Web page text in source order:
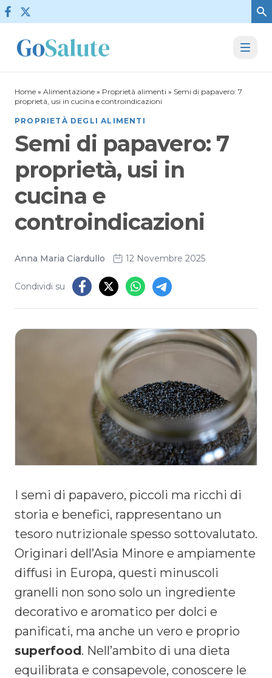
Vai al contenuto
Home » Alimentazione » Proprietà alimenti » Semi di papavero: 7
proprietà, usi in cucina e controindicazioni
PROPRIETÀ DEGLI ALIMENTI
Semi di papavero: 7
proprietà, usi in
cucina e
controindicazioni
Anna Maria Ciardullo 12 Novembre 2025
Condividi su
I semi di papavero, piccoli ma ricchi di
storia e benefici, rappresentano un
tesoro nutrizionale spesso sottovalutato.
Originari dell’Asia Minore e ampiamente
diffusi in Europa, questi minuscoli
granelli non sono solo un ingrediente
decorativo e aromatico per dolci e
panificati, ma anche un vero e proprio
superfood. Nell’ambito di una dieta
equilibrata e consapevole, conoscere le